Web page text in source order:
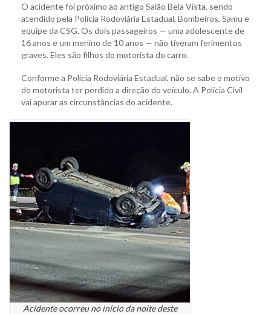
O acidente foi próximo ao antigo Salão Bela Vista, sendo
atendido pela Polícia Rodoviária Estadual, Bombeiros, Samu e
equipe da CSG. Os dois passageiros — uma adolescente de
16 anos e um menino de 10 anos — não tiveram ferimentos
graves. Eles são filhos do motorista do carro.
Conforme a Polícia Rodoviária Estadual, não se sabe o motivo
do motorista ter perdido a direção do veículo. A Polícia Civil
vai apurar as circunstâncias do acidente.
Acidente ocorreu no início da noite deste